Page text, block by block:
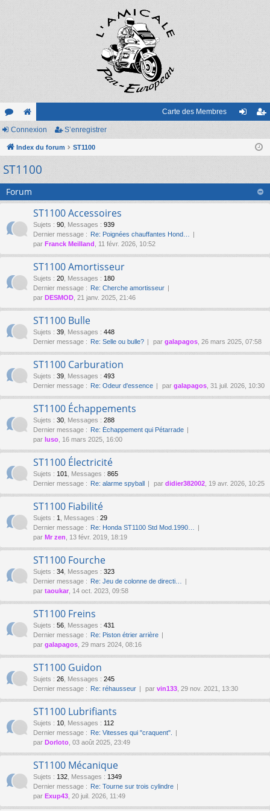
or
u
m
s
e
sit
e
Carte des Membres
on
nr
ist
re
Connexion S’enregistrer
Index du forum ST1100
ST1100
Forum
ST1100 Accessoires
Sujets : 90 Messages : 939
Dernier message : Re: Poignées chauffantes Hond…
par Franck Meilland , 11 févr. 2026, 10:52
ST1100 Amortisseur
Sujets : 20 Messages : 180
Dernier message : Re: Cherche amortisseur
par DESMOD , 21 janv. 2025, 21:46
ST1100 Bulle
Sujets : 39 Messages : 448
Dernier message : Re: Selle ou bulle? par galapagos , 26 mars 2025, 07:58
ST1100 Carburation
Sujets : 39 Messages : 493
Dernier message : Re: Odeur d'essence par galapagos , 31 juil. 2026, 10:30
ST1100 Échappements
Sujets : 30 Messages : 288
Dernier message : Re: Échappement qui Pétarrade
par luso , 16 mars 2025, 16:00
ST1100 Électricité
Sujets : 101 Messages : 865
Dernier message : Re: alarme spyball par didier382002 , 19 avr. 2026, 10:25
ST1100 Fiabilité
Sujets : 1 Messages : 29
Dernier message : Re: Honda ST1100 Std Mod.1990…
par Mr zen , 13 févr. 2019, 18:19
ST1100 Fourche
Sujets : 34 Messages : 323
Dernier message : Re: Jeu de colonne de directi…
par taoukar , 14 oct. 2023, 09:58
ST1100 Freins
Sujets : 56 Messages : 431
Dernier message : Re: Piston étrier arrière
par galapagos , 29 mars 2024, 08:16
ST1100 Guidon
Sujets : 26 Messages : 245
Dernier message : Re: réhausseur par vin133 , 29 nov. 2021, 13:30
ST1100 Lubrifiants
Sujets : 10 Messages : 112
Dernier message : Re: Vitesses qui "craquent".
par Dorloto , 03 août 2025, 23:49
ST1100 Mécanique
Sujets : 132 Messages : 1349
Dernier message : Re: Tourne sur trois cylindre
par Exup43 , 20 juil. 2026, 11:49